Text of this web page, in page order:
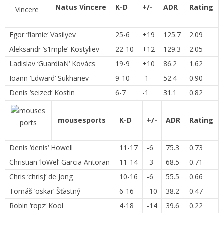
Natus Vincere K-D +/- ADR Rating
Egor ‘flamie‘ Vasilyev 25-6 +19 125.7
2.09
Aleksandr ‘s1mple‘ Kostyliev 22-10 +12 129.3
2.05
Ladislav ‘GuardiaN‘ Kovács 19-9 +10 86.2
1.62
Ioann ‘Edward‘ Sukhariev 9-10 -1 52.4
0.90
Denis ‘seized‘ Kostin 6-7 -1 31.1 0.82
mousesports K-D +/- ADR Rating
Denis ‘denis‘ Howell 11-17 -6 75.3
0.73
Christian ‘loWel‘ Garcia Antoran 11-14 -3 68.5
0.71
Chris ‘chrisJ‘ de Jong 10-16 -6 55.5
0.66
Tomáš ‘oskar‘ Šťastný 6-16 -10 38.2
0.47
Robin ‘ropz‘ Kool 4-18 -14 39.6 0.22